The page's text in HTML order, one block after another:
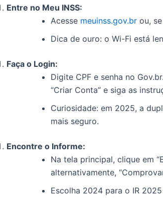
Entre no Meu INSS:
Acesse meuinss.gov.br ou,
Dica de ouro: o Wi-Fi está
Faça o Login:
Digite CPF e senha no
“Criar Conta” e siga as
Curiosidade: em 2025, a
mais seguro.
Encontre o Informe:
Na tela principal, clique em
alternativamente,
Escolha 2024 para o IR